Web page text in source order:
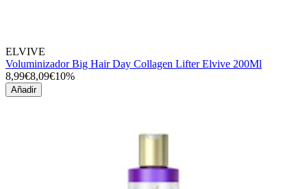
ELVIVE
Voluminizador Big Hair Day Collagen Lifter Elvive 200Ml
8,99€8,09€10%
Añadir